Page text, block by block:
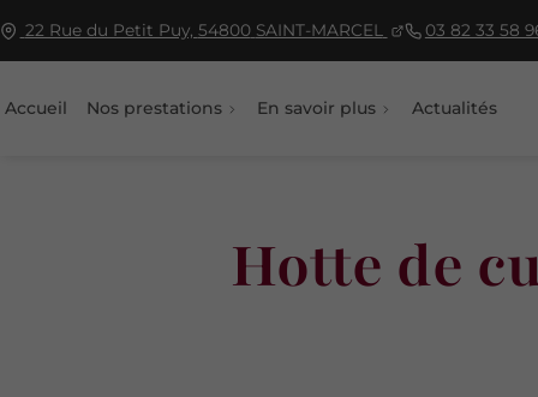
22 Rue du Petit Puy, 54800 SAINT-MARCEL 03 82 33 58
Accueil Nos prestations En savoir plus Actualités
Hotte de